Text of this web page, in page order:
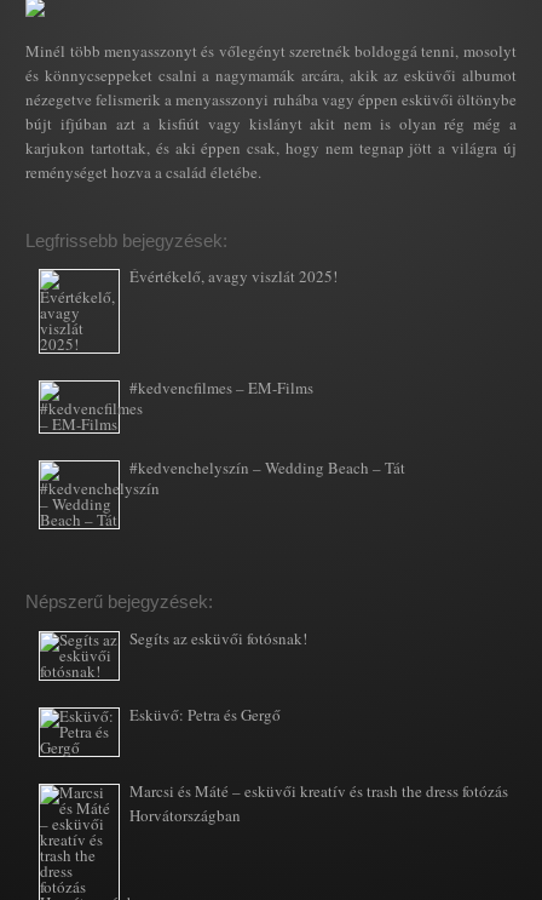
Minél több menyasszonyt és vőlegényt szeretnék boldoggá tenni, mosolyt
és könnycseppeket csalni a nagymamák arcára, akik az esküvői albumot
nézegetve felismerik a menyasszonyi ruhába vagy éppen esküvői öltönybe
bújt ifjúban azt a kisfiút vagy kislányt akit nem is olyan rég még a
karjukon tartottak, és aki éppen csak, hogy nem tegnap jött a világra új
reménységet hozva a család életébe.
Legfrissebb bejegyzések:
Évértékelő, avagy viszlát 2025!
#kedvencfilmes – EM-Films
#kedvenchelyszín – Wedding Beach – Tát
Népszerű bejegyzések:
Segíts az esküvői fotósnak!
Esküvő: Petra és Gergő
Marcsi és Máté – esküvői kreatív és trash the dress fotózás
Horvátországban